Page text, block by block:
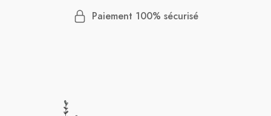
Paiement 100% sécurisé